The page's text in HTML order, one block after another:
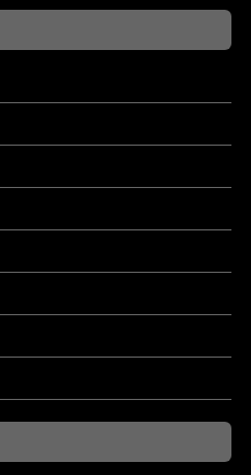
クのロッドでグラスロッド初
のないミディアムアクション
らもグラス本来のしなやか
ィッシングレンジは目の前か
ンはJストリーム、LDL,フリー
スター GM765-4
たの相棒
勝負でも、大型トラウトに
スマスター765-4です。7’6”の
なバランスは、しなやかさと
。グラス特有の粘りが、突進